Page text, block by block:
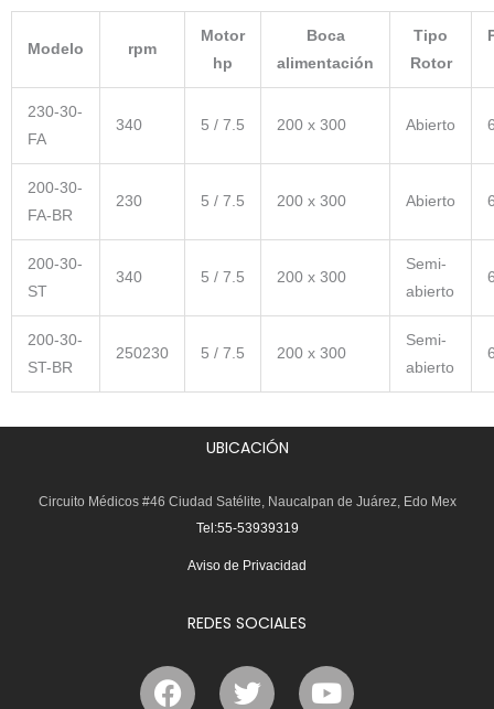
Modelo rpm
Motor
hp
Boca
alimentación
Tipo
Rotor
230-30-
FA
340 5 / 7.5 200 x 300 Abierto
200-30-
FA-BR
230 5 / 7.5 200 x 300 Abierto
200-30-
ST
340 5 / 7.5 200 x 300
Semi-
abierto
200-30-
ST-BR
250230 5 / 7.5 200 x 300
Semi-
abierto
UBICACIÓN
Circuito Médicos #46 Ciudad Satélite, Naucalpan de Juárez, Edo Mex
Tel:55-53939319
Aviso de Privacidad
REDES SOCIALES
F
a
T
w
Y
o